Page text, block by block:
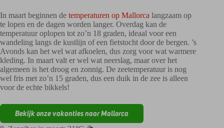
In maart beginnen de temperaturen op Mallorca langzaam op
te lopen en de dagen worden langer. Overdag kan de
temperatuur oplopen tot zo’n 18 graden, ideaal voor een
wandeling langs de kustlijn of een fietstocht door de bergen. ’s
Avonds kan het wel wat afkoelen, dus zorg voor wat warmere
kleding. In maart valt er wel wat neerslag, maar over het
algemeen is het droog en zonnig. De zeetemperatuur is nog
wel fris met zo’n 15 graden, dus een duik in de zee is alleen
voor de echte bikkels!
Bekijk onze vakanties naar Mallorca